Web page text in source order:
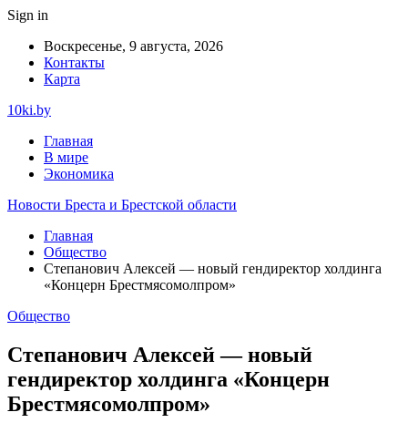
Sign in
Воскресенье, 9 августа, 2026
Контакты
Карта
10ki.by
Главная
В мире
Экономика
Новости Бреста и Брестской области
Главная
Общество
Степанович Алексей — новый гендиректор холдинга
«Концерн Брестмясомолпром»
Общество
Степанович Алексей — новый
гендиректор холдинга «Концерн
Брестмясомолпром»